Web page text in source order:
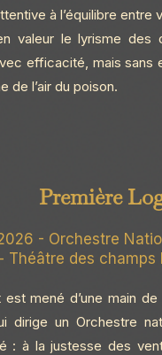
à l’équilibre entre
valeur le lyrisme des
efficacité, mais sans
de l’air du poison.
Première
- Orchestre
- Théâtre des champs
mené d’une main de
dirige un Orchestre
: à la justesse des